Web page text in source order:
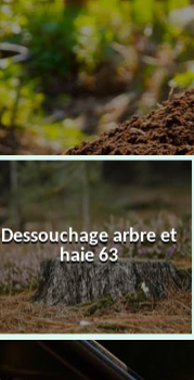
Dessouchage arbre et
haie 63